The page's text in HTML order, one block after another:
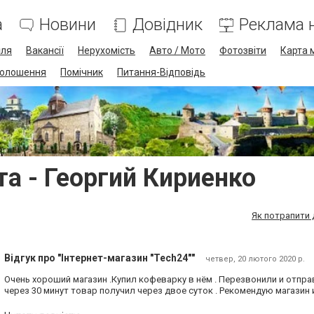
Новини Довідник Реклама
Вакансії Нерухомість Авто / Мото Фотозвіти
Карта
Помічник Питання-Відповідь
- Георгий Кириенко
Як потрапити
Відгук про "Інтернет-магазин "Tech24"" четвер, 20 лютого 2020 р.
Очень хороший магазин .Купил кофеварку в нём . Перезвонили и
через 30 минут товар получил через двое суток . Рекомендую магазин